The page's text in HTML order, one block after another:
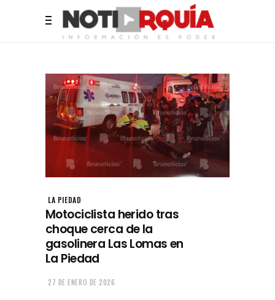
LA PIEDAD
Motociclista herido tras
choque cerca de la
gasolinera Las Lomas en
La Piedad
27 DE ENERO DE 2026